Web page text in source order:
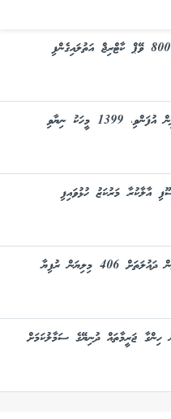
އާލާކުރާ މަރުކަޒު ހުޅުވައިފި
މިލިޔަން ރުފިޔާ
ހިންގާ ޖަރީމާތައް ދުނިޔޭގެ ސަމާލުކަމަށް